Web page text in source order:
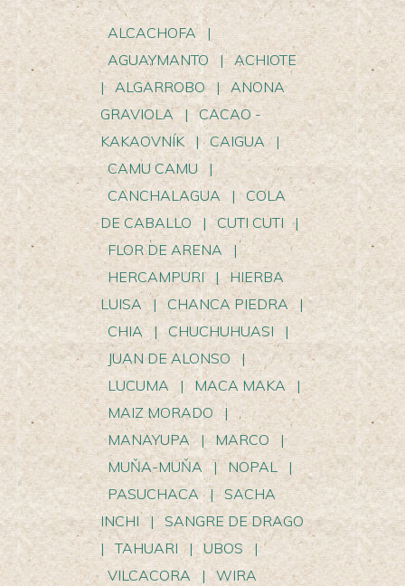
ALCACHOFA
|
AGUAYMANTO
|
ACHIOTE
|
ALGARROBO |
ANONA
GRAVIOLA
|
CACAO -
KAKAOVNÍK | CAIGUA
|
CAMU CAMU
|
CANCHALAGUA
|
COLA
DE CABALLO
| CUTI CUTI
|
FLOR DE ARENA
|
HERCAMPURI
|
HIERBA
LUISA | CHANCA PIEDRA |
CHIA
| CHUCHUHUASI
|
JUAN DE ALONSO
|
LUCUMA
| MACA MAKA
|
MAIZ MORADO
|
MANAYUPA
| MARCO
|
MUŇA-MUŇA
| NOPAL
|
PASUCHACA
|
SACHA
INCHI
|
SANGRE DE DRAGO
|
TAHUARI | UBOS
|
VILCACORA
|
WIRA